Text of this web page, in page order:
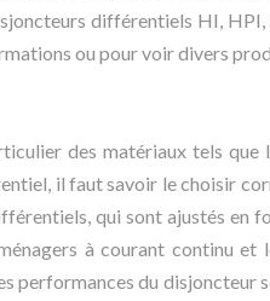
différentiels HI,
ou pour voir divers
des matériaux tels que
il faut savoir le choisir
qui sont ajustés
à courant continu et
performances du